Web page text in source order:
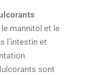
mannitol et le
l’intestin et
sont